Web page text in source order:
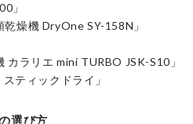
」
燥機 DryOne SY-158N」
カラリエ mini TURBO JSK-S10」
ティックドライ」
選び方